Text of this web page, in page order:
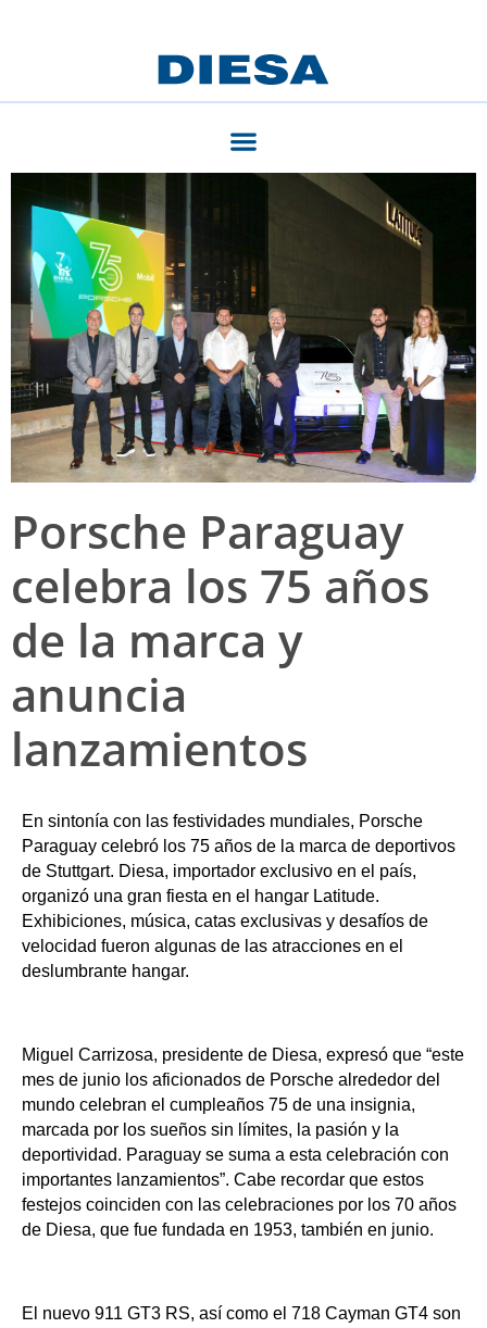
Porsche Paraguay
celebra los 75 años
de la marca y
anuncia
lanzamientos
En sintonía con las festividades mundiales, Porsche
Paraguay celebró los 75 años de la marca de deportivos
de Stuttgart. Diesa, importador exclusivo en el país,
organizó una gran fiesta en el hangar Latitude.
Exhibiciones, música, catas exclusivas y desafíos de
velocidad fueron algunas de las atracciones en el
deslumbrante hangar.
Miguel Carrizosa, presidente de Diesa, expresó que “este
mes de junio los aficionados de Porsche alrededor del
mundo celebran el cumpleaños 75 de una insignia,
marcada por los sueños sin límites, la pasión y la
deportividad. Paraguay se suma a esta celebración con
importantes lanzamientos”. Cabe recordar que estos
festejos coinciden con las celebraciones por los 70 años
de Diesa, que fue fundada en 1953, también en junio.
El nuevo 911 GT3 RS, así como el 718 Cayman GT4 son